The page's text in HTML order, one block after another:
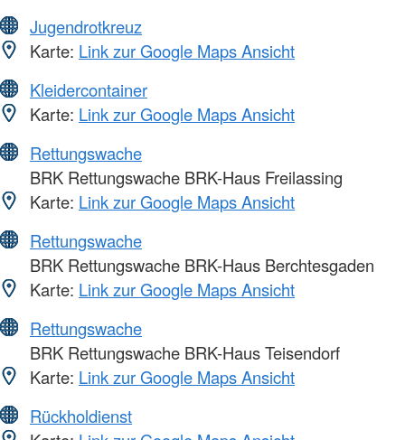
Jugendrotkreuz
Karte: Link zur Google Maps Ansicht
Kleidercontainer
Karte: Link zur Google Maps Ansicht
Rettungswache
BRK Rettungswache BRK-Haus Freilassing
Karte: Link zur Google Maps Ansicht
Rettungswache
BRK Rettungswache BRK-Haus Berchtesgaden
Karte: Link zur Google Maps Ansicht
Rettungswache
BRK Rettungswache BRK-Haus Teisendorf
Karte: Link zur Google Maps Ansicht
Rückholdienst